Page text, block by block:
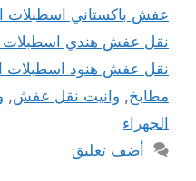
عفش باكستاني اسطبلات
نقل عفش هندي اسطبلات
نقل عفش هنود اسطبلات
مطابخ, وانيت نقل عفش,
الجهراء
أضف تعليق